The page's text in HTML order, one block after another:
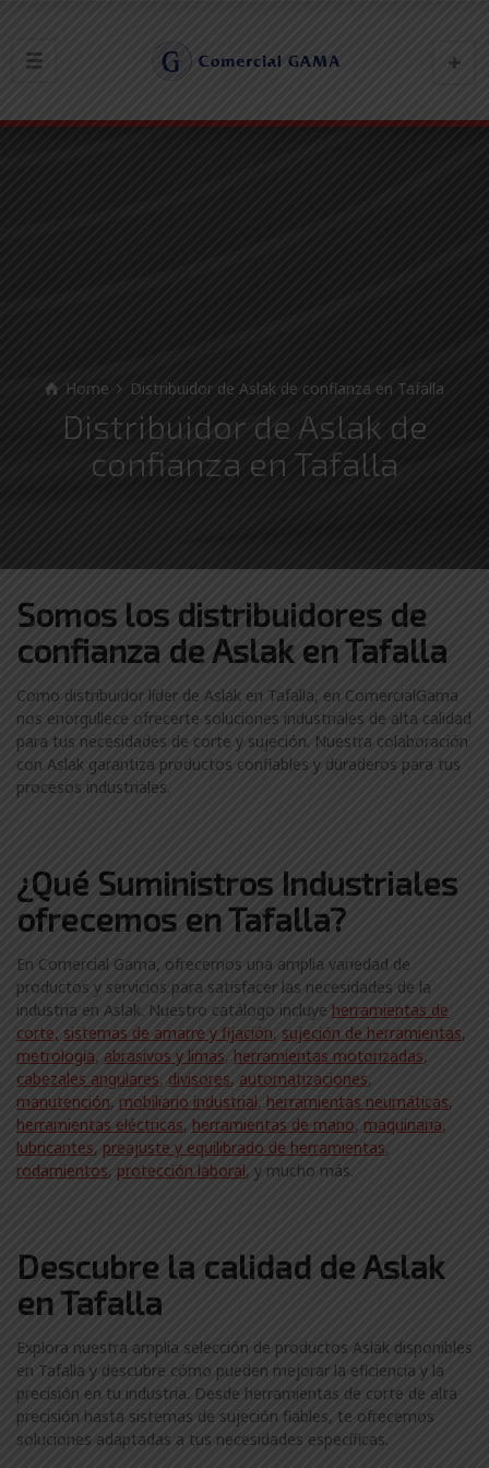
Home Distribuidor de Aslak de confianza en Tafalla
Distribuidor de Aslak de
confianza en Tafalla
Somos los distribuidores de
confianza de Aslak en Tafalla
Como distribuidor líder de Aslak en Tafalla, en ComercialGama
nos enorgullece ofrecerte soluciones industriales de alta calidad
para tus necesidades de corte y sujeción. Nuestra colaboración
con Aslak garantiza productos confiables y duraderos para tus
procesos industriales.
¿Qué Suministros Industriales
ofrecemos en Tafalla?
En Comercial Gama, ofrecemos una amplia variedad de
productos y servicios para satisfacer las necesidades de la
industria en Aslak. Nuestro catálogo incluye herramientas de
corte, sistemas de amarre y fijación, sujeción de herramientas,
metrología, abrasivos y limas, herramientas motorizadas,
cabezales angulares, divisores, automatizaciones,
manutención, mobiliario industrial, herramientas neumáticas,
herramientas eléctricas, herramientas de mano, maquinaria,
lubricantes, preajuste y equilibrado de herramientas,
rodamientos, protección laboral, y mucho más.
Descubre la calidad de Aslak
en Tafalla
Explora nuestra amplia selección de productos Aslak disponibles
en Tafalla y descubre cómo pueden mejorar la eficiencia y la
precisión en tu industria. Desde herramientas de corte de alta
precisión hasta sistemas de sujeción fiables, te ofrecemos
soluciones adaptadas a tus necesidades específicas.